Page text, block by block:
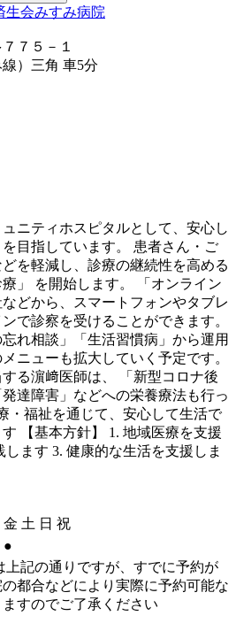
生会みすみ病院
７５－１
） 三角 車5分
ニティホスピタルとして、安心し
目指しています。 患者さん・ご
を軽減し、診療の継続性を高める
」 を開始します。 「オンライン
どから、スマートフォンやタブレ
で診察を受けることができます。
忘れ相談」「生活習慣病」から運用
ニューも拡大していく予定です。
する濵﨑医師は、 「新型コロナ後
達障害」などへの栄養療法も行っ
・福祉を通じて、安心して生活で
【基本方針】 1. 地域医療を支援
します 3. 健康的な生活を支援しま
金 土 日 祝
●
記の通りですが、すでに予約が
都合などにより実際に予約可能な
すのでご了承ください